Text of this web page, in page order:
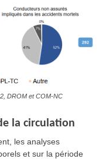
DROM et COM-NC
la circulation
les analyses
et sur la période